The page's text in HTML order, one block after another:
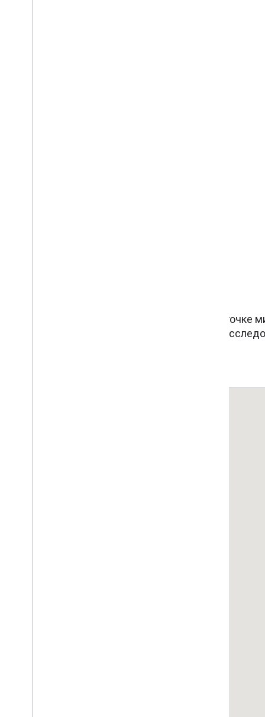
Ищите программы-акселераторы в любой точке
когорте и получить доступ к сотрудникам,